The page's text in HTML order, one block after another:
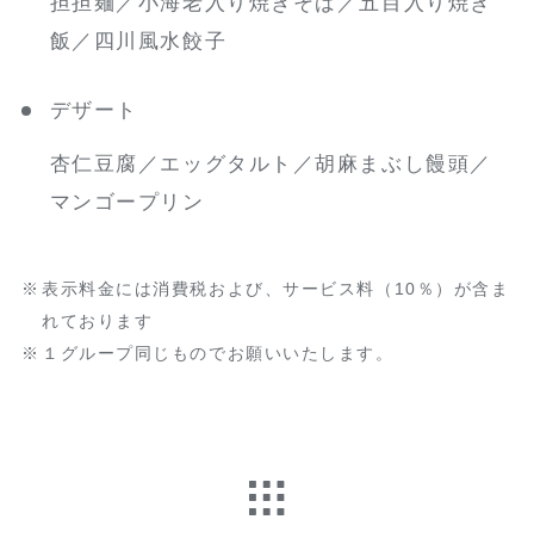
飯／四川風水餃子
デザート
杏仁豆腐／エッグタルト／胡麻まぶし饅頭／
マンゴープリン
表示料金には消費税および、サービス料（10％）が含ま
れております
１グループ同じものでお願いいたします。